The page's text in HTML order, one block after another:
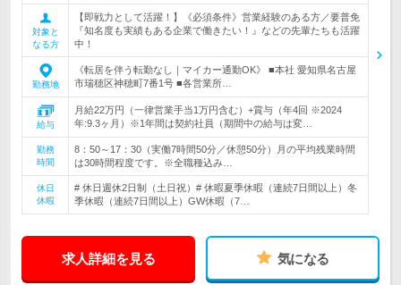
対象と
なる方
【即戦力として活躍！】《必須条件》営業経験のある方／要普免
『知名度も実績もある企業で働きたい！』などの先輩たちも活躍
中！
勤務地
《転居を伴う転勤なし｜マイカー通勤OK》 ■本社 愛知県名古屋
市瑞穂区神穂町7番1号 ■各営業所…
給与
月給22万円（一律営業手当1万円含む）+賞与（年4回 ※2024
年:9.3ヶ月）※1年間は契約社員（期間中の給与は変…
勤務
時間
8：50～17：30（実働7時間50分／休憩50分）月の平均残業時間
は30時間程度です。※全職種込み…
休日
休暇
# 休日週休2日制（土日祝）# 休暇夏季休暇（連続7日間以上）冬
季休暇（連続7日間以上）GW休暇（7…
求人詳細を見る 気になる